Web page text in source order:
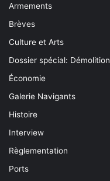
Armements
Brèves
Culture et Arts
Dossier spécial: Démolition
Économie
Galerie Navigants
Histoire
Interview
Règlementation
Ports